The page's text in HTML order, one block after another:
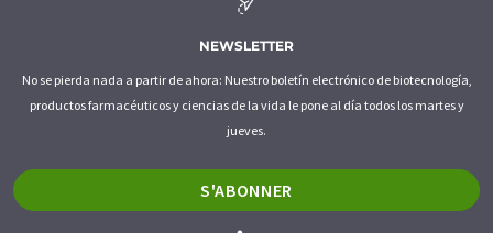
NEWSLETTER
No se pierda nada a partir de ahora: Nuestro boletín electrónico de biotecnología,
productos farmacéuticos y ciencias de la vida le pone al día todos los martes y
jueves.
S'ABONNER